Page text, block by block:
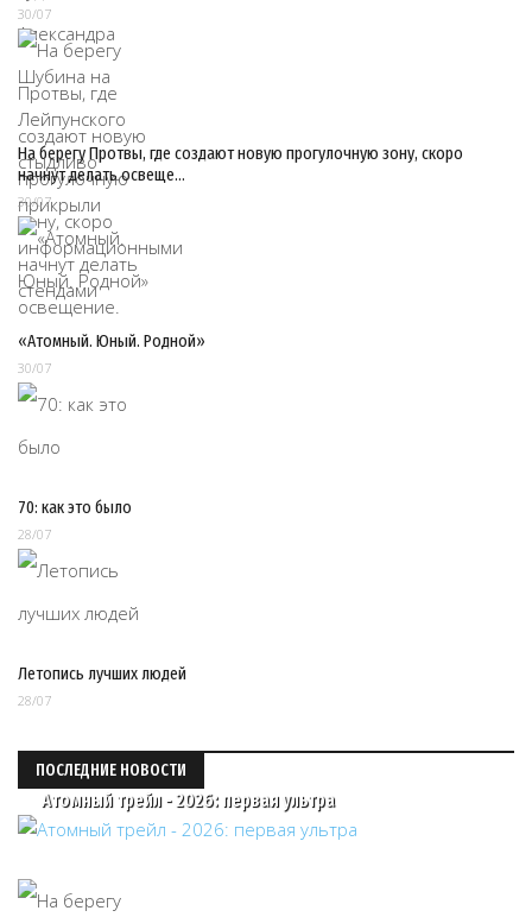
30/07
На берегу Протвы, где создают новую прогулочную зону, скоро
начнут делать освеще…
30/07
«Атомный. Юный. Родной»
30/07
70: как это было
28/07
Летопись лучших людей
28/07
ПОСЛЕДНИЕ НОВОСТИ
Атомный трейл - 2026: первая ультра